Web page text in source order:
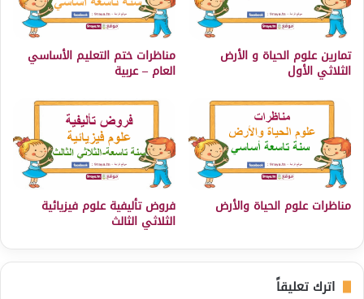
تمارين علوم الحياة و الأرض
الثلاثي الأول
مناظرات ختم التعليم الأساسي
العام – عربية
مناظرات علوم الحياة والأرض فروض تأليفية علوم فيزيائية
الثلاثي الثالث
اترك تعليقاً